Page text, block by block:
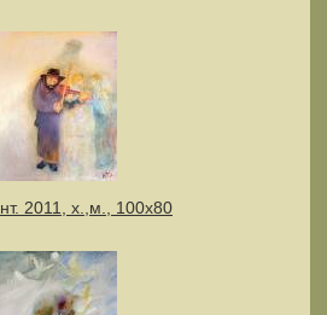
2011, х.,м., 100х80